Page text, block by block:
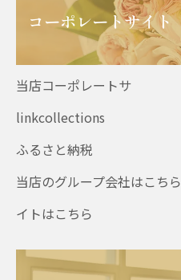
コーポレートサイト
当店コーポレートサ
linkcollections
ふるさと納税
当店のグループ会社はこちら
イトはこちら